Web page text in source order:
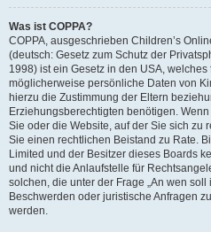
Was ist COPPA?
COPPA, ausgeschrieben Children’s
(deutsch: Gesetz zum Schutz der
1998) ist ein Gesetz in den USA,
möglicherweise persönliche Daten von
hierzu die Zustimmung der Eltern
Erziehungsberechtigten benötigen.
Sie oder die Website, auf der Sie sich zu
Sie einen rechtlichen Beistand zu Rate.
Limited und der Besitzer dieses Boards
und nicht die Anlaufstelle für
solchen, die unter der Frage „An wen
Beschwerden oder juristische Anfragen
werden.